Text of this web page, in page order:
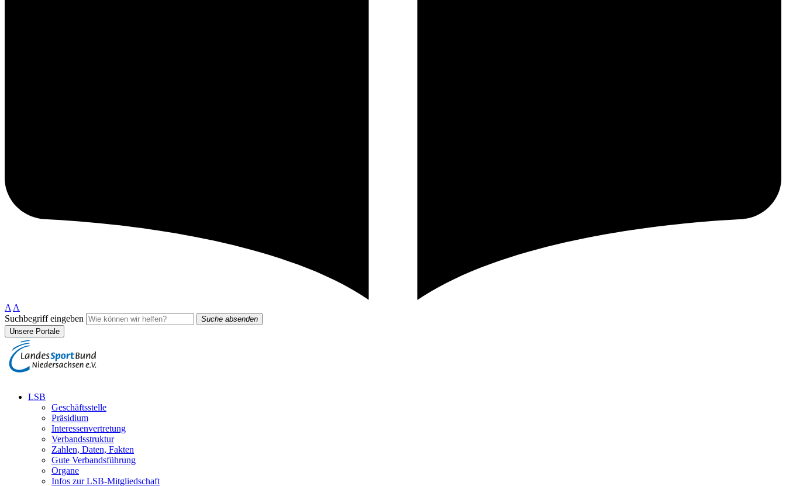
A A
Suchbegriff eingeben
Suche absenden
Unsere Portale
LSB
Geschäftsstelle
Präsidium
Interessenvertretung
Verbandsstruktur
Zahlen, Daten, Fakten
Gute Verbandsführung
Organe
Infos zur LSB-Mitgliedschaft